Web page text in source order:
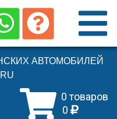
АВТОМОБИЛЕЙ
0 товаров
0